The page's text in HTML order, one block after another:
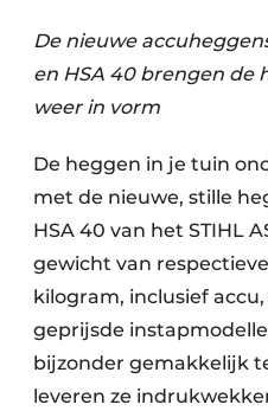
Video’s
De nieuwe
en HSA 40 brengen de
weer in vorm
De heggen in je tuin
met de nieuwe, stille
HSA 40 van het STIHL
gewicht van
kilogram, inclusief
geprijsde
bijzonder gemakkelijk
leveren ze